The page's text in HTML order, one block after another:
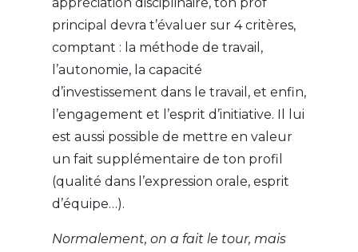
principal devra t’évaluer sur 4 critères,
comptant : la méthode de travail,
l’autonomie, la capacité
d’investissement dans le travail, et enfin,
l’engagement et l’esprit d’initiative. Il lui
est aussi possible de mettre en valeur
un fait supplémentaire de ton profil
(qualité dans l’expression orale, esprit
d’équipe…).
Normalement, on a fait le tour, mais